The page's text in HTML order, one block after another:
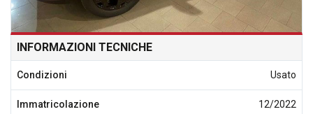
INFORMAZIONI TECNICHE
Condizioni Usato
Immatricolazione 12/2022